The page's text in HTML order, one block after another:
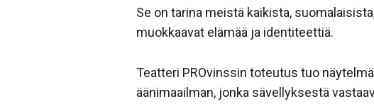
Se on tarina meistä kaikista,
muokkaavat elämää ja identiteettiä.
Teatteri PROvinssin toteutus tuo
äänimaailman, jonka sävellyksestä